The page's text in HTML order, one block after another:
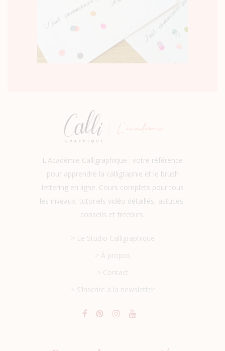
L'Académie Calligraphique : votre référence
pour apprendre la calligraphie et le brush
lettering en ligne. Cours complets pour tous
les niveaux, tutoriels vidéo détaillés, astuces,
conseils et freebies.
> Le Studio Calligraphique
> À propos
> Contact
> S’inscrire à la newsletter